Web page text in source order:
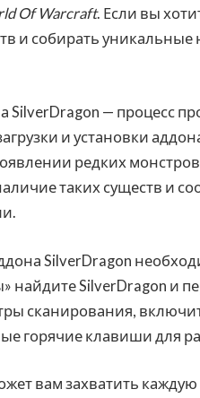
Of Warcraft. Если вы
и собирать уникальные
SilverDragon — процесс
и установки
редких
таких существ и
SilverDragon
найдите SilverDragon и
сканирования,
горячие клавиши для
вам захватить